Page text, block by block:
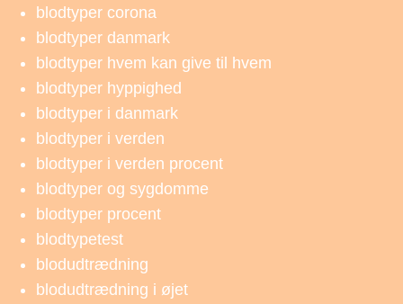
blodtyper corona
blodtyper danmark
blodtyper hvem kan give til hvem
blodtyper hyppighed
blodtyper i danmark
blodtyper i verden
blodtyper i verden procent
blodtyper og sygdomme
blodtyper procent
blodtypetest
blodudtrædning
blodudtrædning i øjet